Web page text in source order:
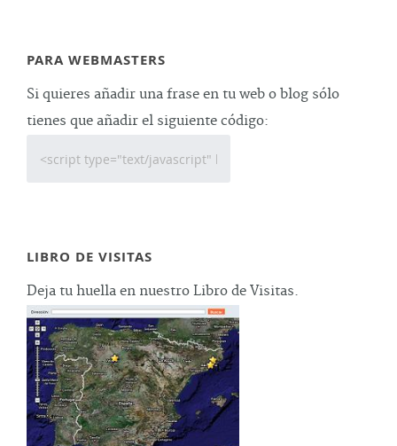
PARA WEBMASTERS
Si quieres añadir una frase en tu web o blog sólo
tienes que añadir el siguiente código:
LIBRO DE VISITAS
Deja tu huella en nuestro Libro de Visitas.